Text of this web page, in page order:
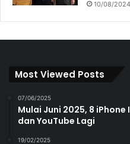
10/08/2024
Most Viewed Posts
07/06/2025
Mulai Juni 2025, 8
dan YouTube Lagi
19/02/2025